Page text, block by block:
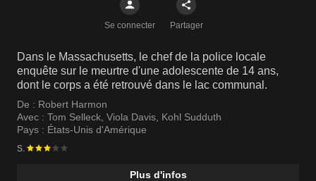
Se connecter Partager
Dans le Massachusetts, le chef de la police locale
enquête sur le meurtre d'une adolescente de 14 ans,
dont le corps a été retrouvé dans le lac communal.
De : Robert Harmon
Avec : Tom Selleck Viola Davis Kohl Sudduth
Pays : États-Unis d'Amérique
S.
Plus d'infos